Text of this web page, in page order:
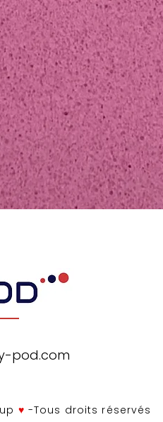
pod.com
♥ -Tous droits réservés